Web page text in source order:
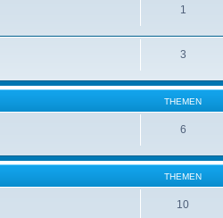
1
3
THEMEN
6
THEMEN
10